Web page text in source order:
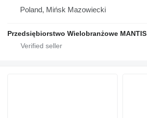
Poland, Mińsk Mazowiecki
Przedsiębiorstwo Wielobranżowe MANTIS